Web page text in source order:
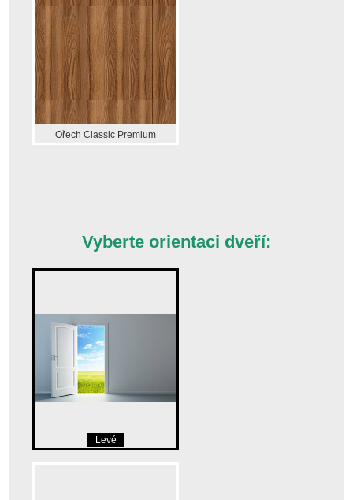
Ořech Classic Premium
Vyberte orientaci dveří:
Levé